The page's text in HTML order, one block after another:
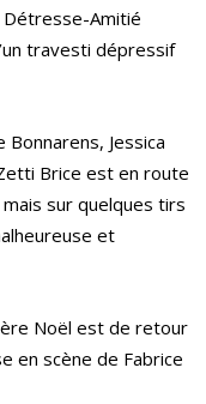
Détresse-Amitié
travesti dépressif
Bonnarens, Jessica
Brice est en route
sur quelques tirs
et
Noël est de retour
en scène de Fabrice